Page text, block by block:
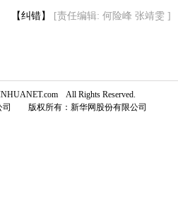
【纠错】 [责任编辑: 何险峰 张靖雯 ]
All Rights Reserved.
司 版权所有：新华网股份有限公司